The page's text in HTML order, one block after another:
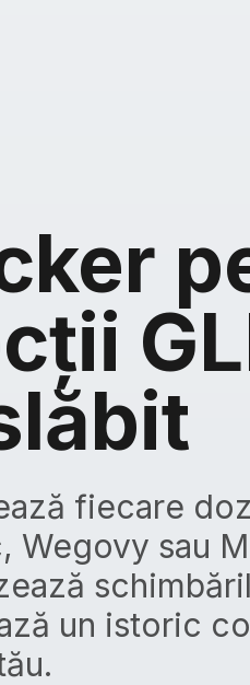
fiecare
Wegovy sau
un istoric